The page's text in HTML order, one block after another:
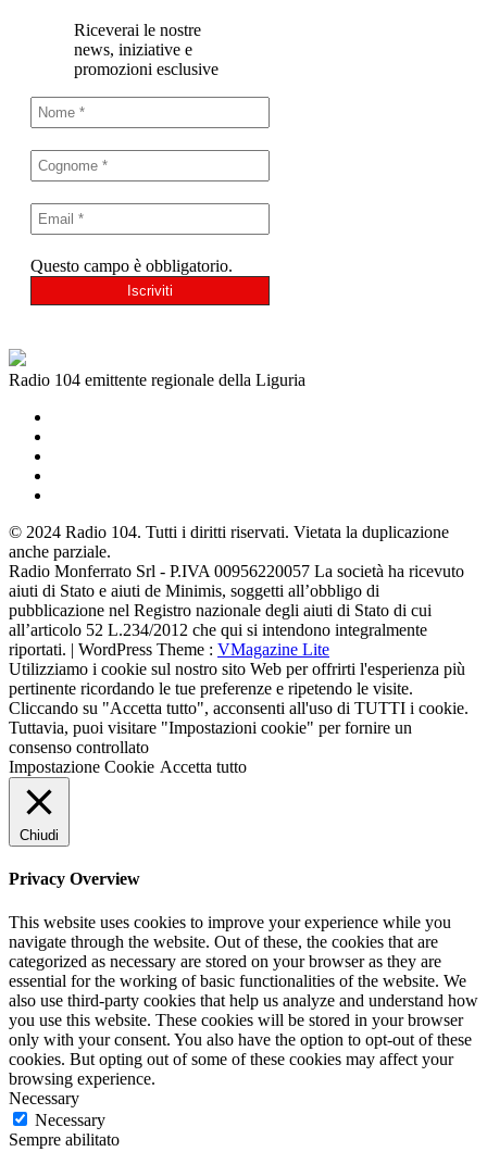
Riceverai le nostre
news, iniziative e
promozioni esclusive
Questo campo è obbligatorio.
Radio 104 emittente regionale della Liguria
© 2024 Radio 104. Tutti i diritti riservati. Vietata la duplicazione
anche parziale.
Radio Monferrato Srl - P.IVA 00956220057 La società ha ricevuto
aiuti di Stato e aiuti de Minimis, soggetti all’obbligo di
pubblicazione nel Registro nazionale degli aiuti di Stato di cui
all’articolo 52 L.234/2012 che qui si intendono integralmente
riportati. | WordPress Theme : VMagazine Lite
Utilizziamo i cookie sul nostro sito Web per offrirti l'esperienza più
pertinente ricordando le tue preferenze e ripetendo le visite.
Cliccando su "Accetta tutto", acconsenti all'uso di TUTTI i cookie.
Tuttavia, puoi visitare "Impostazioni cookie" per fornire un
consenso controllato
Impostazione Cookie Accetta tutto
Chiudi
Privacy Overview
This website uses cookies to improve your experience while you
navigate through the website. Out of these, the cookies that are
categorized as necessary are stored on your browser as they are
essential for the working of basic functionalities of the website. We
also use third-party cookies that help us analyze and understand how
you use this website. These cookies will be stored in your browser
only with your consent. You also have the option to opt-out of these
cookies. But opting out of some of these cookies may affect your
browsing experience.
Necessary
Necessary
Sempre abilitato